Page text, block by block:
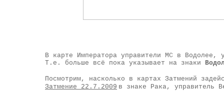
В карте Императора управители МС в
Т.е. больше всё пока указывает на знаки
Посмотрим, насколько в картах Затмений
Затмение 22.7.2009 в знаке Рака, управитель